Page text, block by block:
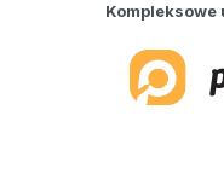
Kompleksowe